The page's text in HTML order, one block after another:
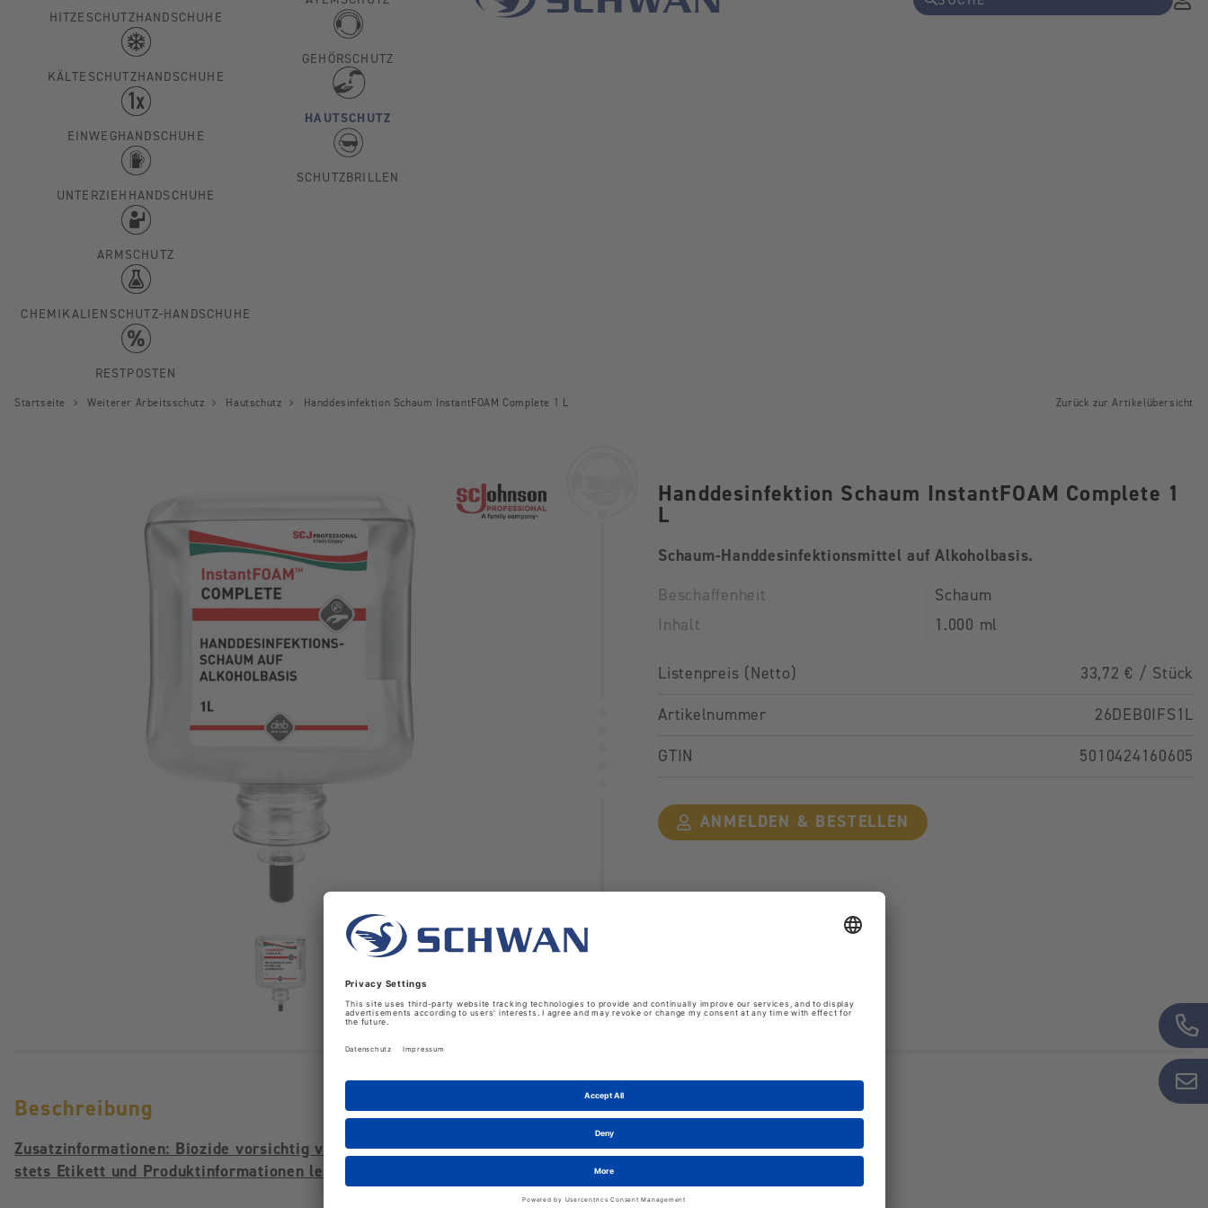
HITZESCHUTZHANDSCHUHE
KÄLTESCHUTZHANDSCHUHE
EINWEGHANDSCHUHE
UNTERZIEHHANDSCHUHE
ARMSCHUTZ
CHEMIKALIENSCHUTZ-HANDSCHUHE
RESTPOSTEN
GEHÖRSCHUTZ
HAUTSCHUTZ
SCHUTZBRILLEN
Startseite Weiterer Arbeitsschutz Hautschutz Handdesinfektion Schaum InstantFOAM Complete 1 L Zurück zur Artikelübersicht
Handdesinfektion Schaum InstantFOAM Complete 1
L
Schaum-Handdesinfektionsmittel auf Alkoholbasis.
Beschaffenheit
Schaum
Inhalt
1.000 ml
Listenpreis (Netto)
33,72 € / Stück
Artikelnummer
26DEB0IFS1L
GTIN
5010424160605
ANMELDEN & BESTELLEN
Beschreibung
Zusatzinformationen: Biozide vorsichtig verwenden. Vor Gebrauch
stets Etikett und Produktinformationen lesen. BAuA-Nummer: N-85653